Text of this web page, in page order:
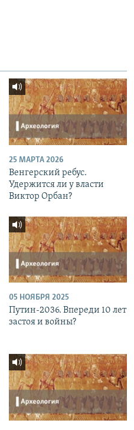
25 МАРТА 2026
Венгерский ребус.
Удержится ли у власти
Виктор Орбан?
05 НОЯБРЯ 2025
Путин-2036. Впереди 10 лет
застоя и войны?